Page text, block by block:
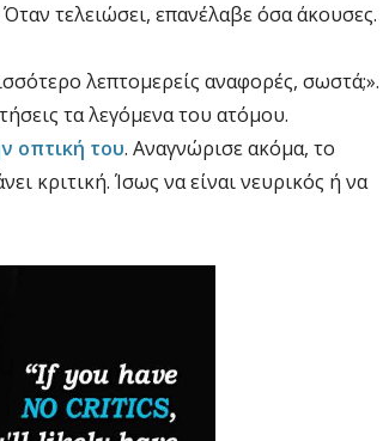
Όταν τελειώσει, επανέλαβε όσα άκουσες.
λεπτομερείς αναφορές, σωστά;».
τα λεγόμενα του ατόμου.
οπτική του. Αναγνώρισε ακόμα, το
κριτική. Ίσως να είναι νευρικός ή να